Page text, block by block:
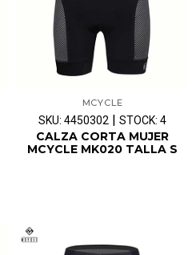
MCYCLE
SKU: 4450302 | STOCK: 4
CALZA CORTA MUJER
MCYCLE MK020 TALLA S